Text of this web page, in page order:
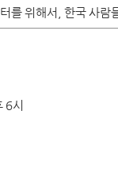
를 위해서, 한국 사
6시